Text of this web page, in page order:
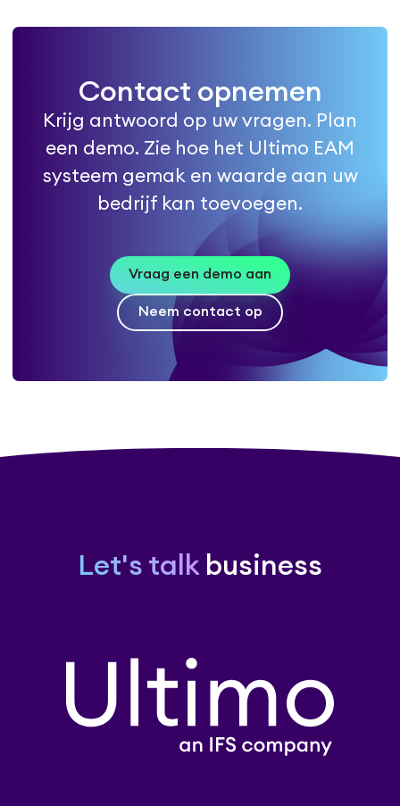
Contact opnemen
Krijg antwoord op uw vragen. Plan
een demo. Zie hoe het Ultimo EAM
systeem gemak en waarde aan uw
bedrijf kan toevoegen.
Vraag een demo aan
Neem contact op
Let's talk business